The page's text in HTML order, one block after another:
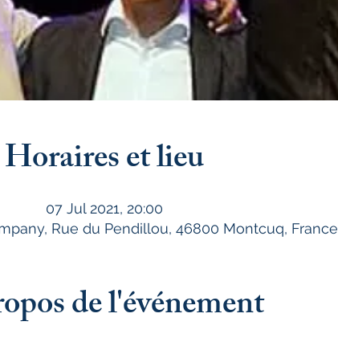
Horaires et lieu
07 Jul 2021, 20:00
Rue du Pendillou, 46800 Montcuq, France
de l'événement